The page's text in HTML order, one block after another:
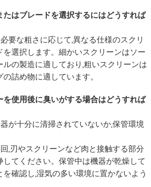
はブレードを選択するにはどうすれば
要な粗さに応じて,異なる仕様のスクリ
選択します。細かいスクリーンはソー
の製造に適しており,粗いスクリーンは
詰め物に適しています。
を使用後に臭いがする場合はどうすれば
が十分に清掃されていないか,保管環境
,刃やスクリーンなど肉と接触する部分
てください。保管中は機器が乾燥して
確認し,湿気の多い環境に置かないよう